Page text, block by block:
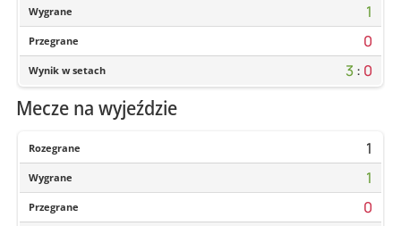
Wygrane 1
Przegrane 0
Wynik w setach 3: 0
Mecze na wyjeździe
Rozegrane 1
Wygrane 1
Przegrane 0